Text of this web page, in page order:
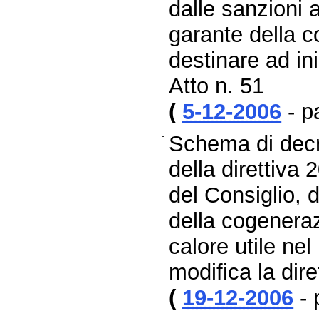
dalle sanzioni
garante della
destinare ad
Atto n. 51
( 5-12-2006 -
Schema di
della direttiva
del Consiglio,
della
calore utile nel
modifica la
( 19-12-2006 -